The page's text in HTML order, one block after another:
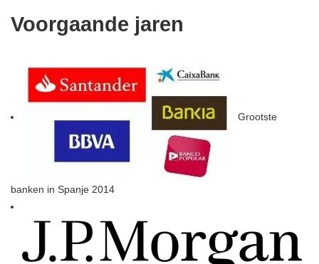
Voorgaande jaren
Grootste
banken in Spanje 2014